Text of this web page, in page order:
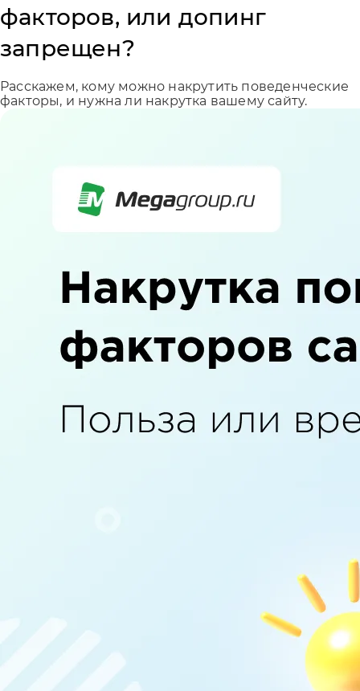
факторов, или допинг
запрещен?
Расскажем, кому можно накрутить поведенческие
факторы, и нужна ли накрутка вашему сайту.